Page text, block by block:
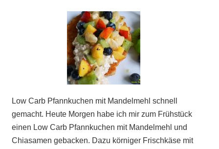
Low Carb Pfannkuchen mit Mandelmehl schnell
gemacht. Heute Morgen habe ich mir zum Frühstück
einen Low Carb Pfannkuchen mit Mandelmehl und
Chiasamen gebacken. Dazu körniger Frischkäse mit